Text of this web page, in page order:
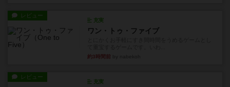
レビュー
充実
ワン・トゥ・ファイブ
約3時間前
レビュー
充実